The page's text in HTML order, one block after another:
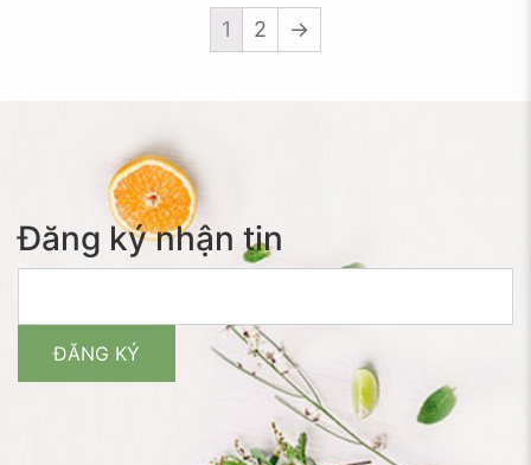
1 2 →
Đăng ký nhận tin